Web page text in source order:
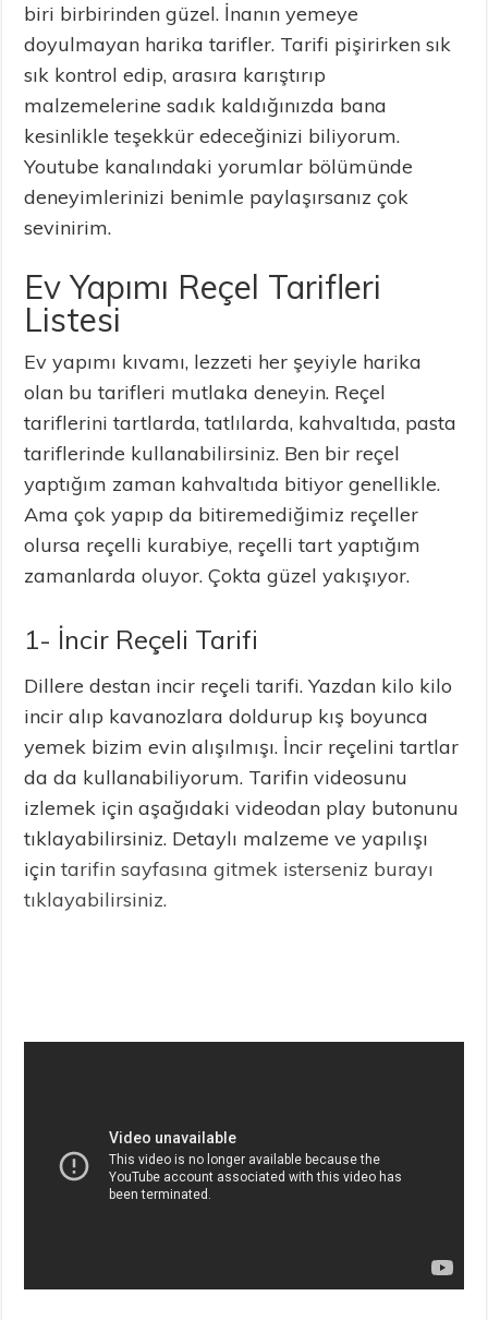
biri birbirinden güzel. İnanın yemeye
doyulmayan harika tarifler. Tarifi pişirirken sık
sık kontrol edip, arasıra karıştırıp
malzemelerine sadık kaldığınızda bana
kesinlikle teşekkür edeceğinizi biliyorum.
Youtube kanalındaki yorumlar bölümünde
deneyimlerinizi benimle paylaşırsanız çok
sevinirim.
Ev Yapımı Reçel Tarifleri
Listesi
Ev yapımı kıvamı, lezzeti her şeyiyle harika
olan bu tarifleri mutlaka deneyin. Reçel
tariflerini tartlarda, tatlılarda, kahvaltıda, pasta
tariflerinde kullanabilirsiniz. Ben bir reçel
yaptığım zaman kahvaltıda bitiyor genellikle.
Ama çok yapıp da bitiremediğimiz reçeller
olursa reçelli kurabiye, reçelli tart yaptığım
zamanlarda oluyor. Çokta güzel yakışıyor.
1- İncir Reçeli Tarifi
Dillere destan incir reçeli tarifi. Yazdan kilo kilo
incir alıp kavanozlara doldurup kış boyunca
yemek bizim evin alışılmışı. İncir reçelini tartlar
da da kullanabiliyorum. Tarifin videosunu
izlemek için aşağıdaki videodan play butonunu
tıklayabilirsiniz. Detaylı malzeme ve yapılışı
içintarifin sayfasına gitmek isterseniz burayı
tıklayabilirsiniz.